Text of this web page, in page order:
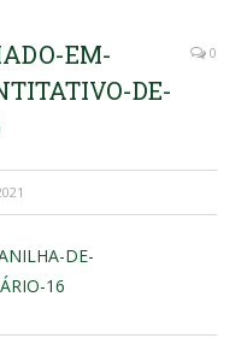
EM-
DE-
0
DE-
16